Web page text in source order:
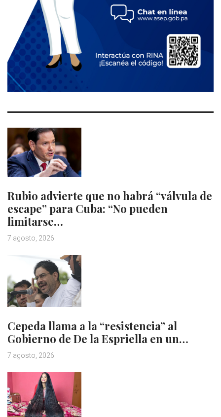
Rubio advierte que no habrá “válvula de
escape” para Cuba: “No pueden
limitarse…
7 agosto, 2026
Cepeda llama a la “resistencia” al
Gobierno de De la Espriella en un…
7 agosto, 2026